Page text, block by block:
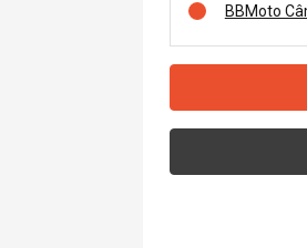
BBMoto